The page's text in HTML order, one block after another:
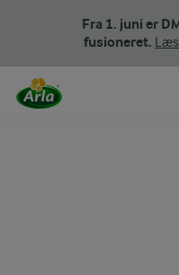
Fra 1. juni er
fusioneret.